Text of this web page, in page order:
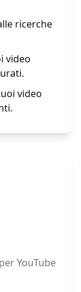
ricerche
video
video
YouTube